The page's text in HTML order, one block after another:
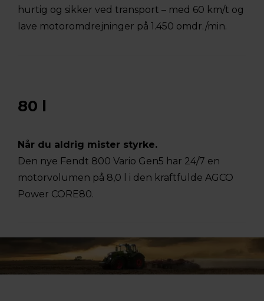
hurtig og sikker ved transport – med 60 km/t og
lave motoromdrejninger på 1.450 omdr./min.
80 l
Når du aldrig mister styrke.
Den nye Fendt 800 Vario Gen5 har 24/7 en
motorvolumen på 8,0 l i den kraftfulde AGCO
Power CORE80.